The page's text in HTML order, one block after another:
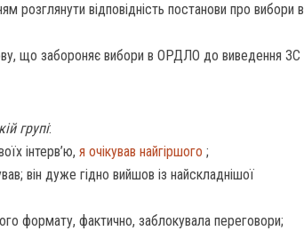
розглянути відповідність постанови про вибори в
що забороняє вибори в ОРДЛО до виведення ЗС
групі:
інтерв’ю, я очікував найгіршого ;
він дуже гідно вийшов із найскладнішої
формату, фактично, заблокувала переговори;